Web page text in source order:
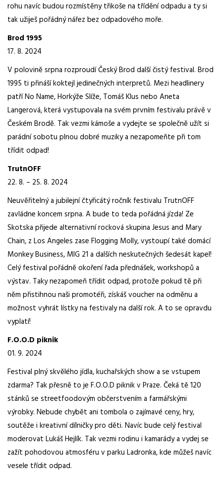
rohu navíc budou rozmístěny třikoše na třídění odpadu a ty si
tak užiješ pořádný nářez bez odpadového moře.
Brod 1995
17. 8. 2024
V polovině srpna rozproudí Český Brod další čistý festival. Brod
1995 ti přináší koktejl jedinečných interpretů. Mezi headlinery
patří No Name, Horkýže Slíže, Tomáš Klus nebo Aneta
Langerová, která vystupovala na svém prvním festivalu právě v
Českém Brodě. Tak vezmi kámoše a vydejte se společně užít si
parádní sobotu plnou dobré muziky a nezapomeňte při tom
třídit odpad!
TrutnOFF
22. 8. – 25. 8. 2024
Neuvěřitelný a jubilejní čtyřicátý ročník festivalu TrutnOFF
zavládne koncem srpna. A bude to teda pořádná jízda! Ze
Skotska přijede alternativní rocková skupina Jesus and Mary
Chain, z Los Angeles zase Flogging Molly, vystoupí také domácí
Monkey Business, MIG 21 a dalších neskutečných šedesát kapel!
Celý festival pořádně okoření řada přednášek, workshopů a
výstav. Taky nezapomeň třídit odpad, protože pokud tě při
něm přistihnou naši promotéři, získáš voucher na odměnu a
možnost vyhrát lístky na festivaly na další rok. A to se opravdu
vyplatí!
F.O.O.D piknik
01. 9. 2024
Festival plný skvělého jídla, kuchařských show a se vstupem
zdarma? Tak přesně to je F.O.O.D piknik v Praze. Čeká tě 120
stánků se streetfoodovým občerstvením a farmářskými
výrobky. Nebude chybět ani tombola o zajímavé ceny, hry,
soutěže i kreativní dílničky pro děti. Navíc bude celý festival
moderovat Lukáš Hejlík. Tak vezmi rodinu i kamarády a vydej se
zažít pohodovou atmosféru v parku Ladronka, kde můžeš navíc
vesele třídit odpad.